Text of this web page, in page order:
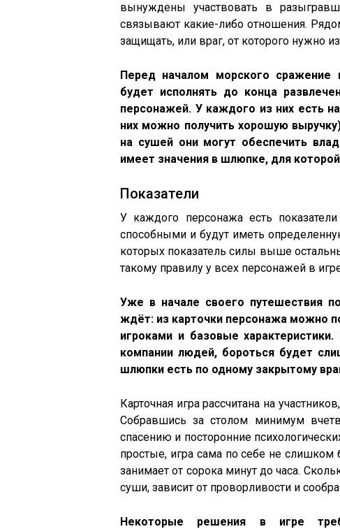
вынуждены участвовать в
связывают какие-либо отношения.
защищать, или враг, от которого нужно
Перед началом морского
будет исполнять до конца
персонажей. У каждого из них есть
них можно получить хорошую
на сушей они могут обеспечить
имеет значения в шлюпке, для
Показатели
У каждого персонажа есть
способными и будут иметь
которых показатель силы выше
такому правилу у всех персонажей в
Уже в начале своего путешествия
ждёт: из карточки персонажа можно
игроками и базовые
компании людей, бороться будет
шлюпки есть по одному закрытому
Карточная игра рассчитана на
Собравшись за столом минимум
спасению и посторонние
простые, игра сама по себе не слишком
занимает от сорока минут до часа.
суши, зависит от проворливости и
Некоторые решения в игре